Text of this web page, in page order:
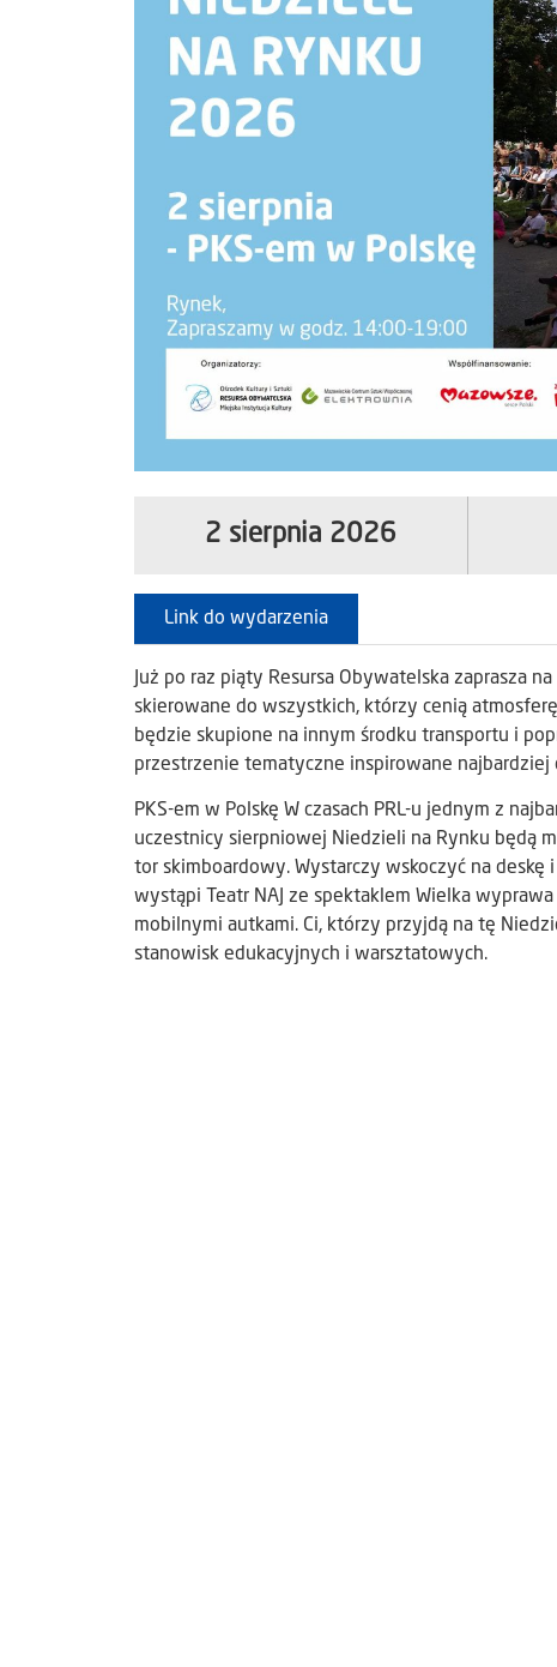
2 sierpnia 2026
Link do wydarzenia
Już po raz piąty Resursa Obywatelska zaprasza
skierowane do wszystkich, którzy cenią
będzie skupione na innym środku transportu i
przestrzenie tematyczne inspirowane
PKS-em w Polskę W czasach PRL-u jednym z
uczestnicy sierpniowej Niedzieli na Rynku będą
tor skimboardowy. Wystarczy wskoczyć na
wystąpi Teatr NAJ ze spektaklem Wielka
mobilnymi autkami. Ci, którzy przyjdą na tę
stanowisk edukacyjnych i warsztatowych.